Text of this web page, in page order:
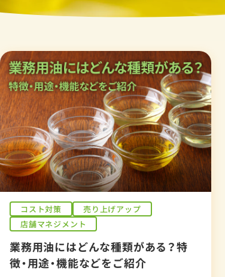
コスト対策
売り上げアップ
店舗マネジメント
業務用油にはどんな種類がある？特
徴・用途・機能などをご紹介